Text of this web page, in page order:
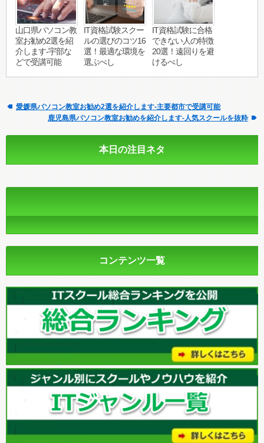
山口県パソコン教
室お勧め2選を紹
介します-宇部な
どで受講可能
IT資格試験スクー
ルの選びのコツ16
選！最適な環境を
選ぶべし
IT資格試験に合格
できない人の特徴
20選！遠回りを避
けるべし
愛媛県パソコン教室お勧め2選を紹介します-主要都市で受講可能
鹿児島県パソコン教室お勧めを紹介します-人気スクールを抜粋
本日の注目ネタ
コンテンツ一覧